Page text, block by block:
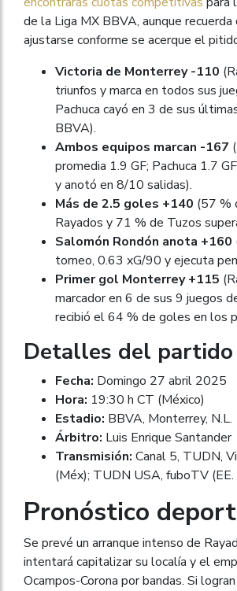
de la Liga MX BBVA, aunque recuerda
ajustarse conforme se acerque el
Victoria de Monterrey -110
triunfos y marca en todos sus
Pachuca cayó en 3 de sus
BBVA).
Ambos equipos marcan -167
promedia 1.9 GF; Pachuca 1.7
y anotó en 8/10 salidas).
Más de 2.5 goles +140 (57 %
Rayados y 71 % de Tuzos
Salomón Rondón anota +160
torneo, 0.63 xG/90 y ejecuta
Primer gol Monterrey +115
marcador en 6 de sus 9 juegos
recibió el 64 % de goles en los
Detalles del partido
Fecha: Domingo 27 abril 2025
Hora: 19:30 h CT (México)
Estadio: BBVA, Monterrey, N.L.
Árbitro: Luis Enrique Santander
Transmisión: Canal 5, TUDN,
(Méx); TUDN USA, fuboTV (EE.
Pronóstico
Se prevé un arranque intenso de
intentará capitalizar su localía y el
Ocampos-Corona por bandas. Si